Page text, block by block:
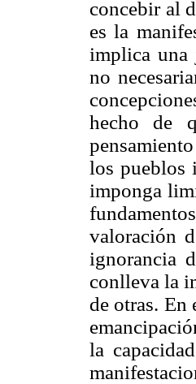
concebir al
es la
implica una
no
hecho de
los pueblos
imponga
valoración
ignorancia
conlleva la
de otras. En
la